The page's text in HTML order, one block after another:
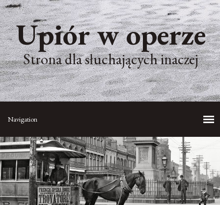
Upiór w operze
Strona dla słuchających inaczej